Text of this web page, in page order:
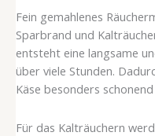
Fein gemahlenes
Sparbrand und
entsteht eine langsame
über viele Stunden.
Käse besonders
Für das Kalträuchern